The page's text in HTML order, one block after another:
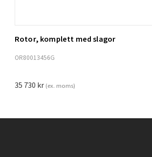
Rotor, komplett med slagor
OR80013456G
35 730 kr (ex. moms)